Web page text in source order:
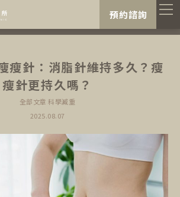
預約諮詢
瘦針：消脂針維持多久？瘦
瘦針更持久嗎？
全部文章 科學減重
2025.08.07